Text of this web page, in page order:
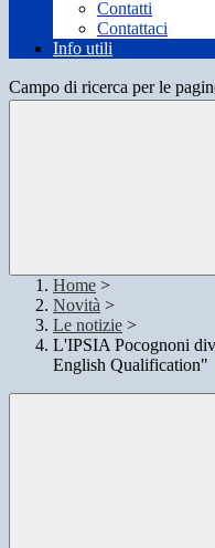
Contatti
Contattaci
Info utili
Campo di ricerca per le
Home >
Novità >
Le notizie >
L'IPSIA Pocognoni
English Qualification"